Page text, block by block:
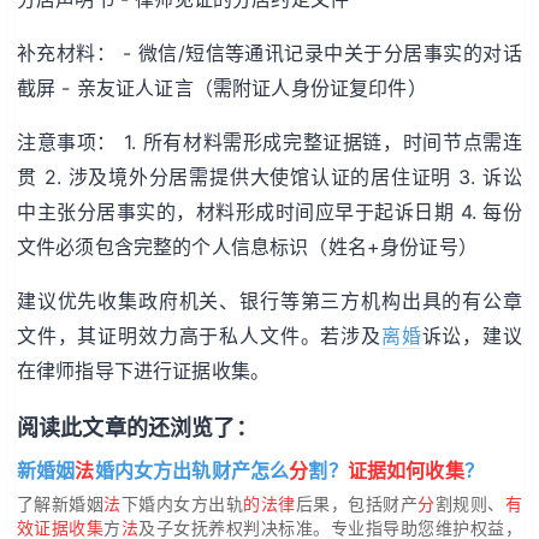
补充材料： - 微信/短信等通讯记录中关于分居事实的对话
截屏 - 亲友证人证言（需附证人身份证复印件）
注意事项： 1. 所有材料需形成完整证据链，时间节点需连
贯 2. 涉及境外分居需提供大使馆认证的居住证明 3. 诉讼
中主张分居事实的，材料形成时间应早于起诉日期 4. 每份
文件必须包含完整的个人信息标识（姓名+身份证号）
建议优先收集政府机关、银行等第三方机构出具的有公章
文件，其证明效力高于私人文件。若涉及离婚诉讼，建议
在律师指导下进行证据收集。
阅读此文章的还浏览了：
新婚姻法婚内女方出轨财产怎么分割？ 证据如何收集？
了解新婚姻法下婚内女方出轨的法律后果，包括财产分割规则、 有
效证据收集方法及子女抚养权判决标准。专业指导助您维护权益，